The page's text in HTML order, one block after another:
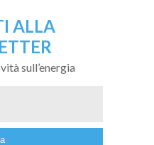
ALLA
sull’energia